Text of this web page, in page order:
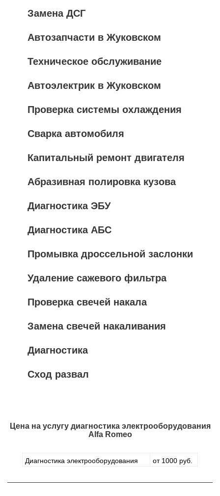
Замена ДСГ
Автозапчасти в Жуковском
Техническое обслуживание
Автоэлектрик в Жуковском
Проверка системы охлаждения
Сварка автомобиля
Капитальный ремонт двигателя
Абразивная полировка кузова
Диагностика ЭБУ
Диагностика АБС
Промывка дроссельной заслонки
Удаление сажевого фильтра
Проверка свечей накала
Замена свечей накаливания
Диагностика
Сход развал
Цена на услугу диагностика электрооборудования
Alfa Romeo
Диагностика электрооборудования от 1000 руб.